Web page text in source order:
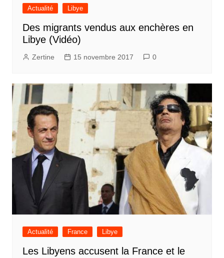
Actualité Libye
Des migrants vendus aux enchères en
Libye (Vidéo)
Zertine 15 novembre 2017 0
Actualité France Libye
Les Libyens accusent la France et le